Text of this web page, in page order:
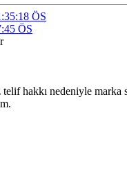
ÖS
ÖS
hakkı nedeniyle marka